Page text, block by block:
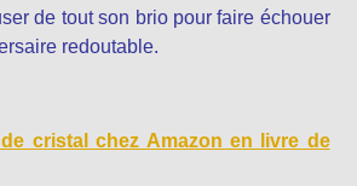
de tout son brio pour faire échouer
redoutable.
cristal chez Amazon en livre de